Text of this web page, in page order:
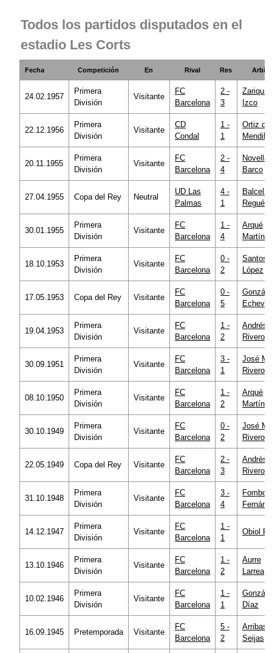
Todos los partidos disputados en el
estadio Les Corts
Fecha Competición En Rival Res
24.02.1957
Primera
División
Visitante
FC
Barcelona
2 -
3
Izco
22.12.1956
Primera
División
Visitante
CD
Condal
1 -
1
Ortiz de
Mendibil
20.11.1955
Primera
División
Visitante
FC
Barcelona
2 -
4
Novella
Barco
27.04.1955 Copa del Rey Neutral
UD Las
Palmas
4 -
1
Balcells
Regué
30.01.1955
Primera
División
Visitante
FC
Barcelona
1 -
4
Arqué
Martín
18.10.1953
Primera
División
Visitante
FC
Barcelona
0 -
2
Santos
López
17.05.1953 Copa del Rey Visitante
FC
Barcelona
0 -
5
19.04.1953
Primera
División
Visitante
FC
Barcelona
1 -
2
Andrés
Rivero
30.09.1951
Primera
División
Visitante
FC
Barcelona
3 -
1
José
Rivero
08.10.1950
Primera
División
Visitante
FC
Barcelona
1 -
2
Arqué
Martín
30.10.1949
Primera
División
Visitante
FC
Barcelona
0 -
2
José
Rivero
22.05.1949 Copa del Rey Visitante
FC
Barcelona
2 -
3
Andrés
Rivero
31.10.1948
Primera
División
Visitante
FC
Barcelona
3 -
4
14.12.1947
Primera
División
Visitante
FC
Barcelona
1 -
1
Obiol
13.10.1946
Primera
División
Visitante
FC
Barcelona
1 -
2
Aurre
Larrea
10.02.1946
Primera
División
Visitante
FC
Barcelona
1 -
1
Díaz
16.09.1945 Pretemporada Visitante
FC
Barcelona
5 -
2
Arribas
Seijas